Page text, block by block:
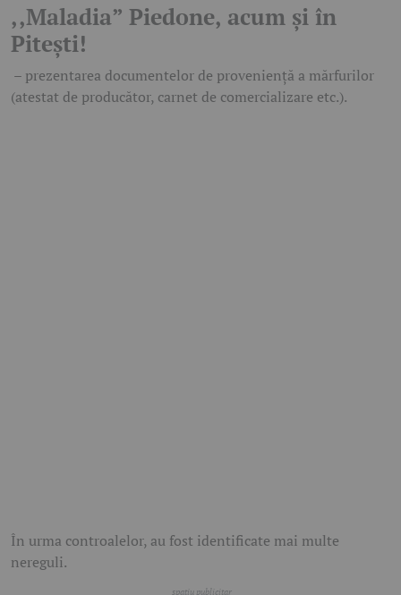
,,Maladia” Piedone, acum și în
Pitești!
– prezentarea documentelor de proveniență a mărfurilor
(atestat de producător, carnet de comercializare etc.).
În urma controalelor, au fost identificate mai multe
nereguli.